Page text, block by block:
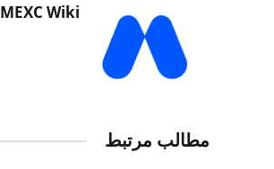
MEXC Wiki
مطالب مرتبط